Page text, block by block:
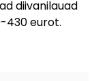
diivanilauad
430 eurot.